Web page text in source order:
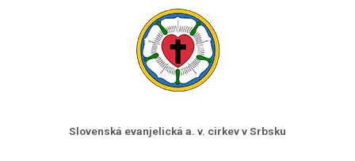
Slovenská evanjelická a. v. cirkev v Srbsku